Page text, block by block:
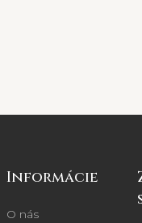
Informácie
O nás